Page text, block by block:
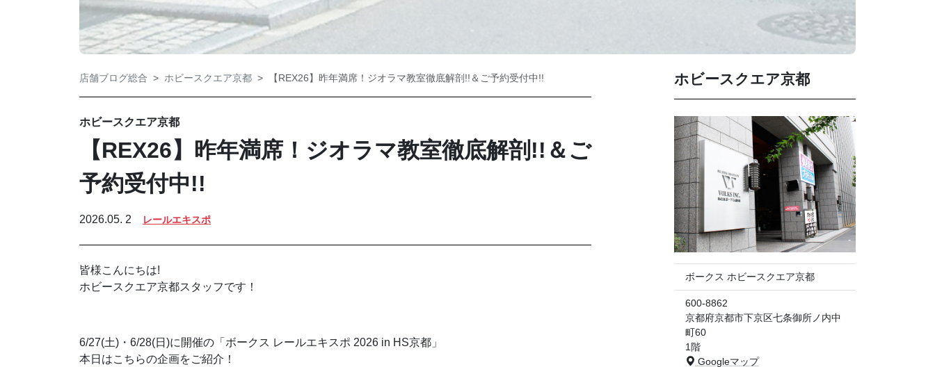
店舗ブログ総合 ホビースクエア京都 【REX26】昨年満席！ジオラマ教室徹底解剖!!＆ご予約受付中!!
ホビースクエア京都
【REX26】昨年満席！ジオラマ教室徹底解剖!!＆ご
予約受付中!!
2026.05. 2 レールエキスポ
皆様こんにちは!
ホビースクエア京都スタッフです！
6/27(土)・6/28(日)に開催の「ボークス レールエキスポ 2026 in HS京都」
本日はこちらの企画をご紹介！
ホビースクエア京都
ボークス ホビースクエア京都
600-8862
京都府京都市下京区七条御所ノ内中
町60
1階
Googleマップ